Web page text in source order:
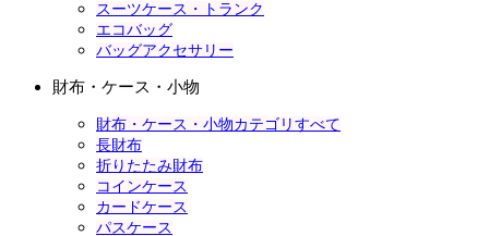
スーツケース・トランク
エコバッグ
バッグアクセサリー
財布・ケース・小物
財布・ケース・小物カテゴリすべて
長財布
折りたたみ財布
コインケース
カードケース
パスケース